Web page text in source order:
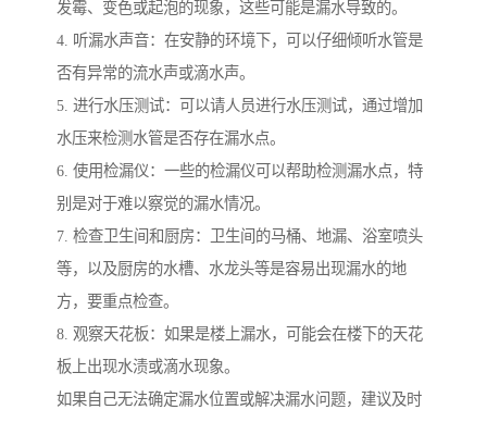
发霉、变色或起泡的现象，这些可能是漏水导致的。
4. 听漏水声音：在安静的环境下，可以仔细倾听水管是
否有异常的流水声或滴水声。
5. 进行水压测试：可以请人员进行水压测试，通过增加
水压来检测水管是否存在漏水点。
6. 使用检漏仪：一些的检漏仪可以帮助检测漏水点，特
别是对于难以察觉的漏水情况。
7. 检查卫生间和厨房：卫生间的马桶、地漏、浴室喷头
等，以及厨房的水槽、水龙头等是容易出现漏水的地
方，要重点检查。
8. 观察天花板：如果是楼上漏水，可能会在楼下的天花
板上出现水渍或滴水现象。
如果自己无法确定漏水位置或解决漏水问题，建议及时